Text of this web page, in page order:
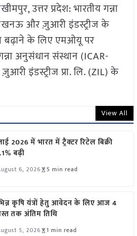
उत्तर प्रदेश: भारतीय गन्ना
और ज़ुआरी इंडस्ट्रीज के
बढ़ाने के लिए एमओयू पर
अनुसंधान संस्थान (ICAR-
इंडस्ट्रीज प्रा. लि. (ZIL) के
View All
2026 में भारत में ट्रैक्टर रिटेल बिक्री
बढ़ी
6, 2026 5 min read
कृषि यंत्रों हेतु आवेदन के लिए आज 4
तक अंतिम तिथि
5, 2026 1 min read